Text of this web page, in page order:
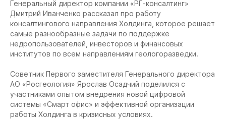
Генеральный директор компании «РГ-консалтинг»
Дмитрий Иванченко рассказал про работу
консалтингового направления Холдинга, которое решает
самые разнообразные задачи по поддержке
недропользователей, инвесторов и финансовых
институтов по всем направлениям геологоразведки.
Советник Первого заместителя Генерального директора
АО «Росгеология» Ярослав Осадчий поделился с
участниками опытом внедрения новой цифровой
системы «Смарт офис» и эффективной организации
работы Холдинга в кризисных условиях.